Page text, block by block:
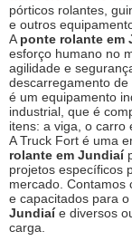
pórticos rolantes,
e outros
Aponte rolante em
esforço humano no
agilidade e
descarregamento
é um equipamento
industrial, que é
itens: a viga, o carro
A Truck Fort é uma
rolante em Jundiaí
projetos específicos
mercado. Contamos
e capacitados para
Jundiaíe diversos
carga.